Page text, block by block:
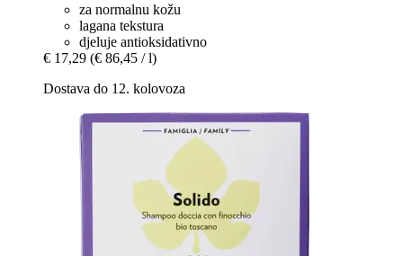
za normalnu kožu
lagana tekstura
djeluje antioksidativno
€ 17,29 (€ 86,45 / l)
Dostava do 12. kolovoza